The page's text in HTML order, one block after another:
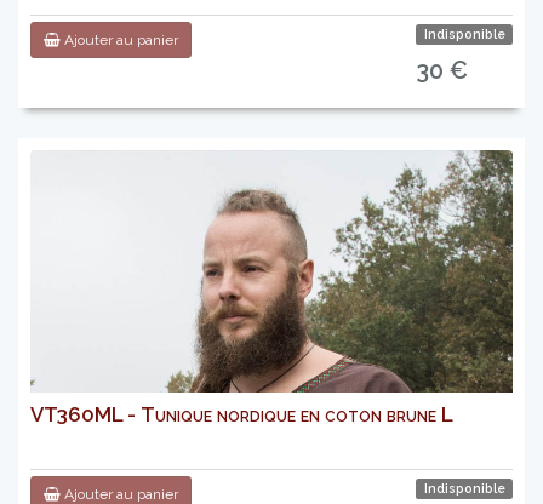
Ajouter au panier Indisponible
30 €
VT360ML - Tunique nordique en coton brune L
Ajouter au panier Indisponible